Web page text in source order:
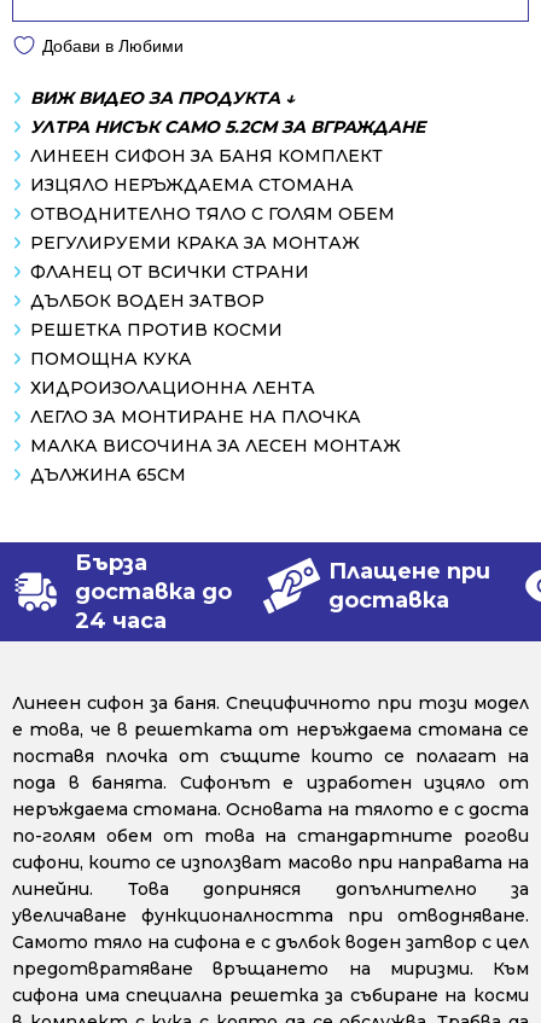
Добави в Любими
ВИЖ ВИДЕО ЗА ПРОДУКТА ↓
УЛТРА НИСЪК САМО 5.2СМ ЗА ВГРАЖДАНЕ
ЛИНЕЕН СИФОН ЗА БАНЯ КОМПЛЕКТ
ИЗЦЯЛО НЕРЪЖДАЕМА СТОМАНА
ОТВОДНИТЕЛНО ТЯЛО С ГОЛЯМ ОБЕМ
РЕГУЛИРУЕМИ КРАКА ЗА МОНТАЖ
ФЛАНЕЦ ОТ ВСИЧКИ СТРАНИ
ДЪЛБОК ВОДЕН ЗАТВОР
РЕШЕТКА ПРОТИВ КОСМИ
ПОМОЩНА КУКА
ХИДРОИЗОЛАЦИОННА ЛЕНТА
ЛЕГЛО ЗА МОНТИРАНЕ НА ПЛОЧКА
МАЛКА ВИСОЧИНА ЗА ЛЕСЕН МОНТАЖ
ДЪЛЖИНА 65СМ
Бърза
доставка до
24 часа
Плащене при
доставка
Линеен сифон за баня. Специфичното при този модел
е това, че в решетката от неръждаема стомана се
поставя плочка от същите които се полагат на
пода в банята. Сифонът е изработен изцяло от
неръждаема стомана. Основата на тялото е с доста
по-голям обем от това на стандартните рогови
сифони, които се използват масово при направата на
линейни. Това доприняся допълнително за
увеличаване функционалността при отводняване.
Самото тяло на сифона е с дълбок воден затвор с цел
предотвратяване връщането на миризми. Към
сифона има специална решетка за събиране на косми